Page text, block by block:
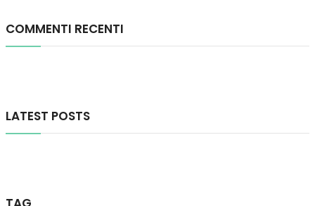
COMMENTI RECENTI
LATEST POSTS